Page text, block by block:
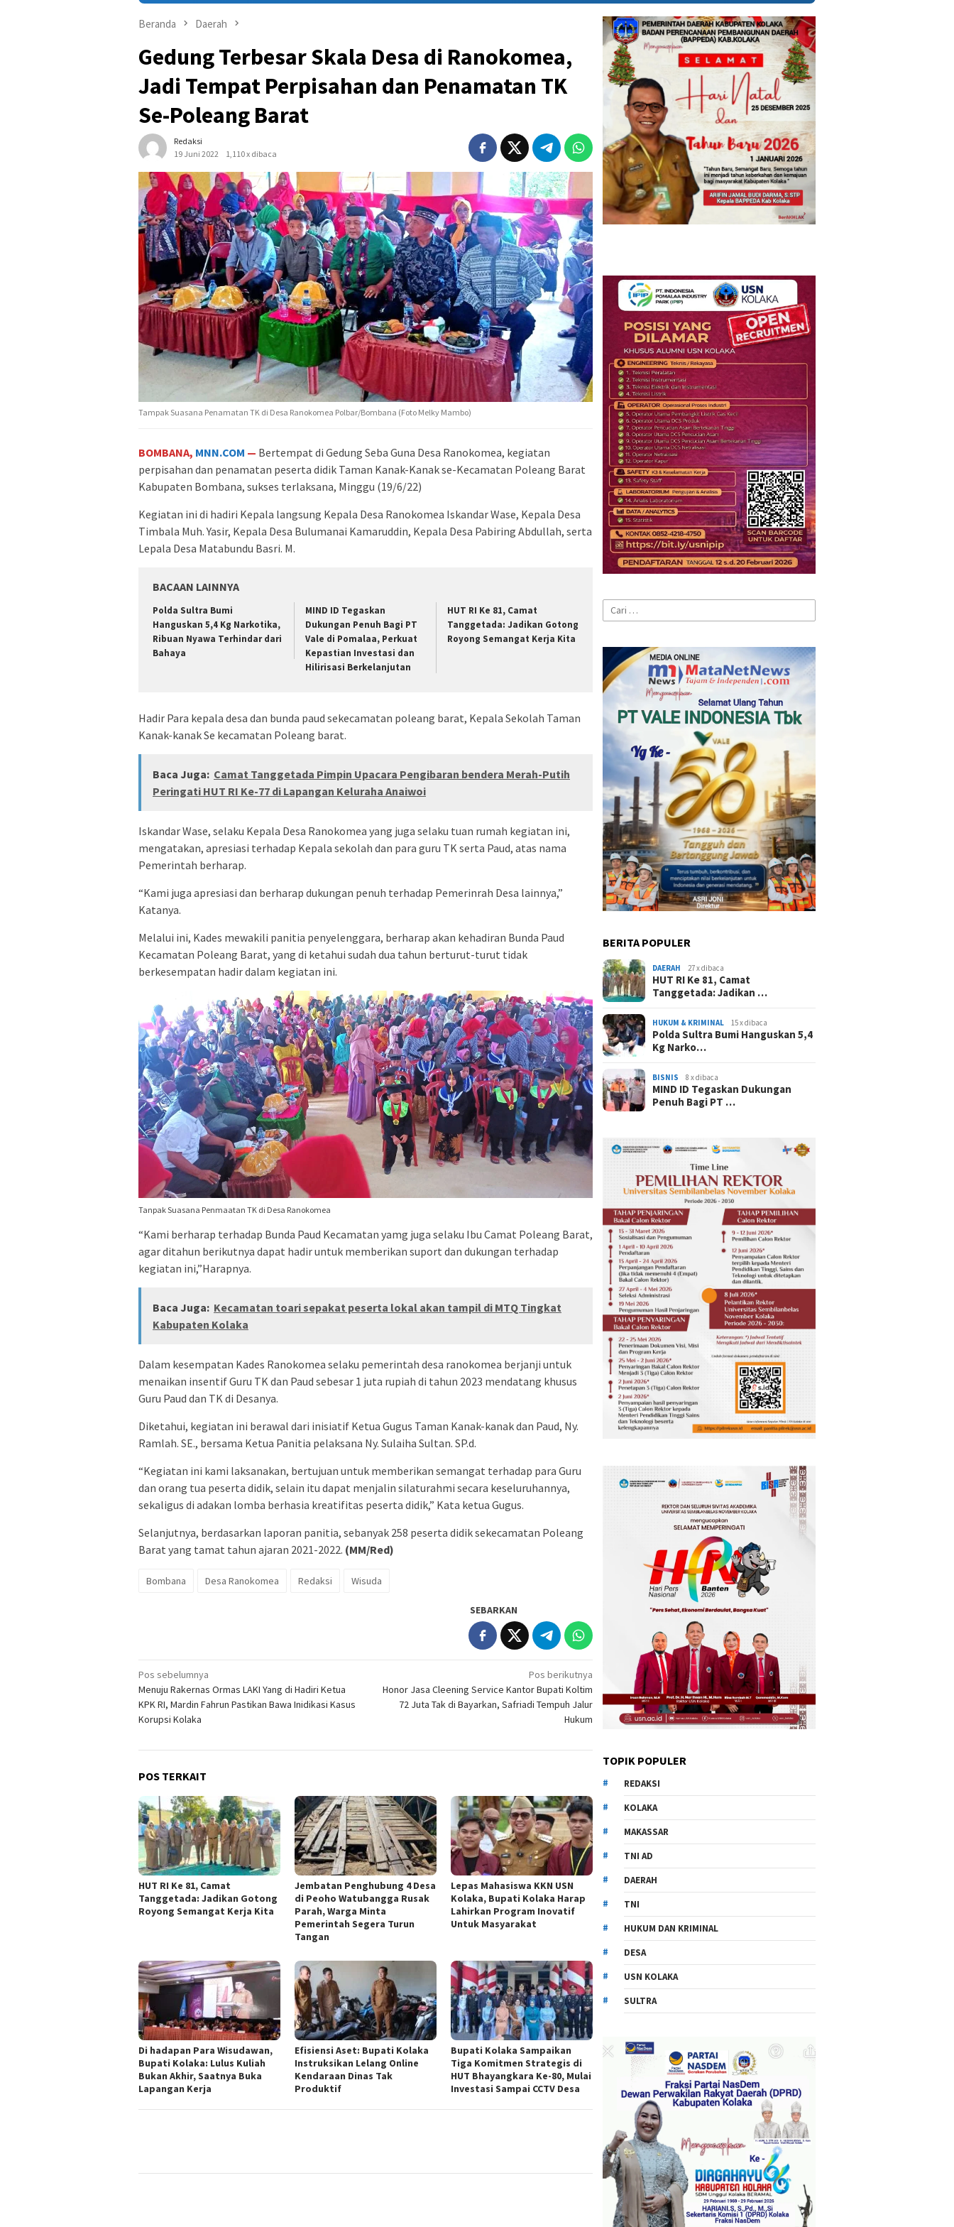
Beranda Daerah
Gedung Terbesar Skala Desa di Ranokomea,
Jadi Tempat Perpisahan dan Penamatan TK
Se-Poleang Barat
Redaksi
19 Juni 2022
1,110 x dibaca
Tampak Suasana Penamatan TK di Desa Ranokomea Polbar/Bombana (Foto Melky Mambo)
BOMBANA, MNN.COM — Bertempat di Gedung Seba Guna Desa Ranokomea, kegiatan
perpisahan dan penamatan peserta didik Taman Kanak-Kanak se-Kecamatan Poleang Barat
Kabupaten Bombana, sukses terlaksana, Minggu (19/6/22)
Kegiatan ini di hadiri Kepala langsung Kepala Desa Ranokomea Iskandar Wase, Kepala Desa
Timbala Muh. Yasir, Kepala Desa Bulumanai Kamaruddin, Kepala Desa Pabiring Abdullah, serta
Lepala Desa Matabundu Basri. M.
BACAAN LAINNYA
Polda Sultra Bumi
Hanguskan 5,4 Kg Narkotika,
Ribuan Nyawa Terhindar dari
Bahaya
MIND ID Tegaskan
Dukungan Penuh Bagi PT
Vale di Pomalaa, Perkuat
Kepastian Investasi dan
Hilirisasi Berkelanjutan
HUT RI Ke 81, Camat
Tanggetada: Jadikan Gotong
Royong Semangat Kerja Kita
Hadir Para kepala desa dan bunda paud sekecamatan poleang barat, Kepala Sekolah Taman
Kanak-kanak Se kecamatan Poleang barat.
Baca Juga: Camat Tanggetada Pimpin Upacara Pengibaran bendera Merah-Putih
Peringati HUT RI Ke-77 di Lapangan Keluraha Anaiwoi
Iskandar Wase, selaku Kepala Desa Ranokomea yang juga selaku tuan rumah kegiatan ini,
mengatakan, apresiasi terhadap Kepala sekolah dan para guru TK serta Paud, atas nama
Pemerintah berharap.
“Kami juga apresiasi dan berharap dukungan penuh terhadap Pemerinrah Desa lainnya,”
Katanya.
Melalui ini, Kades mewakili panitia penyelenggara, berharap akan kehadiran Bunda Paud
Kecamatan Poleang Barat, yang di ketahui sudah dua tahun berturut-turut tidak
berkesempatan hadir dalam kegiatan ini.
Tanpak Suasana Penmaatan TK di Desa Ranokomea
“Kami berharap terhadap Bunda Paud Kecamatan yamg juga selaku Ibu Camat Poleang Barat,
agar ditahun berikutnya dapat hadir untuk memberikan suport dan dukungan terhadap
kegiatan ini,”Harapnya.
Baca Juga: Kecamatan toari sepakat peserta lokal akan tampil di MTQ Tingkat
Kabupaten Kolaka
Dalam kesempatan Kades Ranokomea selaku pemerintah desa ranokomea berjanji untuk
menaikan insentif Guru TK dan Paud sebesar 1 juta rupiah di tahun 2023 mendatang khusus
Guru Paud dan TK di Desanya.
Diketahui, kegiatan ini berawal dari inisiatif Ketua Gugus Taman Kanak-kanak dan Paud, Ny.
Ramlah. SE., bersama Ketua Panitia pelaksana Ny. Sulaiha Sultan. SP.d.
“Kegiatan ini kami laksanakan, bertujuan untuk memberikan semangat terhadap para Guru
dan orang tua peserta didik, selain itu dapat menjalin silaturahmi secara keseluruhannya,
sekaligus di adakan lomba berhasia kreatifitas peserta didik,” Kata ketua Gugus.
Selanjutnya, berdasarkan laporan panitia, sebanyak 258 peserta didik sekecamatan Poleang
Barat yang tamat tahun ajaran 2021-2022. (MM/Red)
Bombana Desa Ranokomea Redaksi Wisuda
SEBARKAN
Navigasi
pos
Pos sebelumnya
Menuju Rakernas Ormas LAKI Yang di Hadiri Ketua
KPK RI, Mardin Fahrun Pastikan Bawa Inidikasi Kasus
Korupsi Kolaka
Pos berikutnya
Honor Jasa Cleening Service Kantor Bupati Koltim
72 Juta Tak di Bayarkan, Safriadi Tempuh Jalur
Hukum
POS TERKAIT
HUT RI Ke 81, Camat
Tanggetada: Jadikan Gotong
Royong Semangat Kerja Kita
Jembatan Penghubung 4 Desa
di Peoho Watubangga Rusak
Parah, Warga Minta
Pemerintah Segera Turun
Tangan
Lepas Mahasiswa KKN USN
Kolaka, Bupati Kolaka Harap
Lahirkan Program Inovatif
Untuk Masyarakat
Di hadapan Para Wisudawan,
Bupati Kolaka: Lulus Kuliah
Bukan Akhir, Saatnya Buka
Lapangan Kerja
Efisiensi Aset: Bupati Kolaka
Instruksikan Lelang Online
Kendaraan Dinas Tak
Produktif
Bupati Kolaka Sampaikan
Tiga Komitmen Strategis di
HUT Bhayangkara Ke-80, Mulai
Investasi Sampai CCTV Desa
Cari
untuk:
BERITA POPULER
DAERAH 27 x dibaca
HUT RI Ke 81, Camat
Tanggetada: Jadikan …
HUKUM & KRIMINAL 15 x dibaca
Polda Sultra Bumi Hanguskan 5,4
Kg Narko…
BISNIS 8 x dibaca
MIND ID Tegaskan Dukungan
Penuh Bagi PT …
TOPIK POPULER
REDAKSI
KOLAKA
MAKASSAR
TNI AD
DAERAH
TNI
HUKUM DAN KRIMINAL
DESA
USN KOLAKA
SULTRA